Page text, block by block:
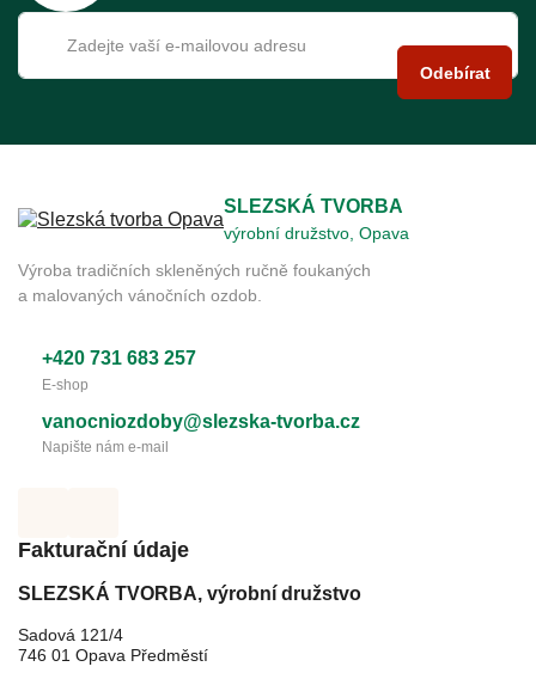
Odebírat
SLEZSKÁ TVORBA
výrobní družstvo, Opava
Výroba tradičních skleněných ručně foukaných
a malovaných vánočních ozdob.
+420 731 683 257
E-shop
vanocniozdoby@slezska-tvorba.cz
Napište nám e-mail
Fakturační údaje
SLEZSKÁ TVORBA, výrobní družstvo
Sadová 121/4
746 01 Opava Předměstí